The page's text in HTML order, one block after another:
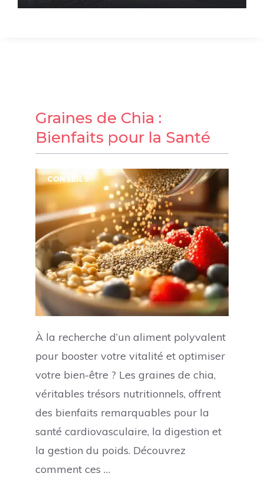
Graines de Chia :
Bienfaits pour la Santé
CONSEILS
À la recherche d’un aliment polyvalent
pour booster votre vitalité et optimiser
votre bien-être ? Les graines de chia,
véritables trésors nutritionnels, offrent
des bienfaits remarquables pour la
santé cardiovasculaire, la digestion et
la gestion du poids. Découvrez
comment ces …